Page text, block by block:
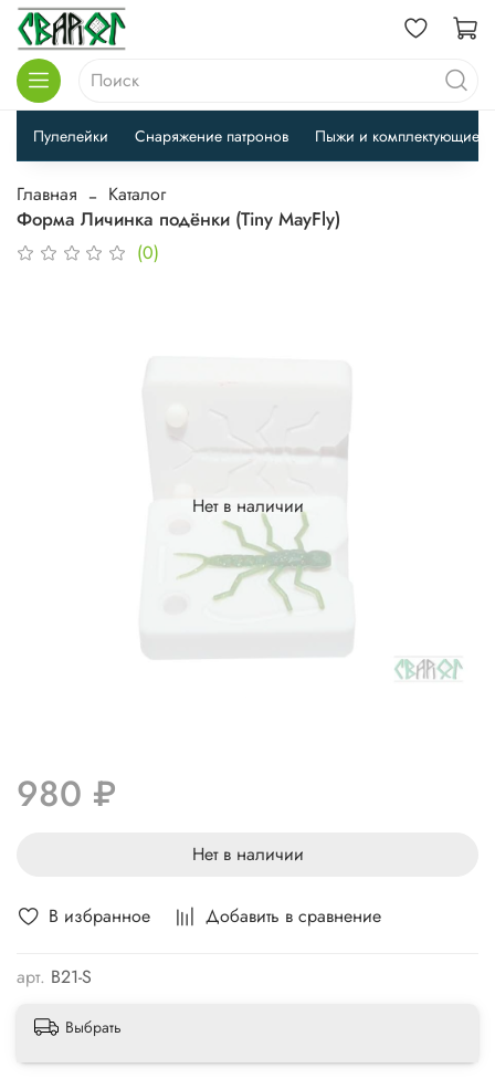
Пулелейки Снаряжение патронов Пыжи и комплектующие
Главная Каталог
Форма Личинка подёнки (Tiny MayFly)
(0)
В избранное Добавить в сравнение
арт. B21-S
Нет в наличии
980 ₽
Нет в наличии
Выбрать